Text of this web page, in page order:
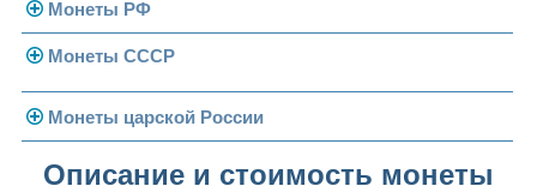
Монеты РФ
Современная Россия
Монеты 1991-1993 гг.
Монеты СССР
Погодовка СССР
Монеты 1958 года
Монеты царской России
Николай II (1894-1917)
Описание и стоимость монеты